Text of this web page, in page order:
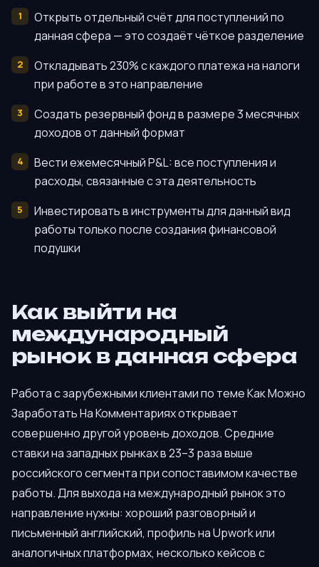
Открыть отдельный счёт для поступлений по
данная сфера — это создаёт чёткое разделение
Откладывать 230% с каждого платежа на налоги
при работе в это направление
Создать резервный фонд в размере 3 месячных
доходов от данный формат
Вести ежемесячный P&L: все поступления и
расходы, связанные с эта деятельность
Инвестировать в инструменты для данный вид
работы только после создания финансовой
подушки
Как выйти на
международный
рынок в данная сфера
Работа с зарубежными клиентами по теме Как Можно
Заработать На Комментариях открывает
совершенно другой уровень доходов. Средние
ставки на западных рынках в 23–3 раза выше
российского сегмента при сопоставимом качестве
работы. Для выхода на международный рынок это
направление нужны: хороший разговорный и
письменный английский, профиль на Upwork или
аналогичных платформах, несколько кейсов с